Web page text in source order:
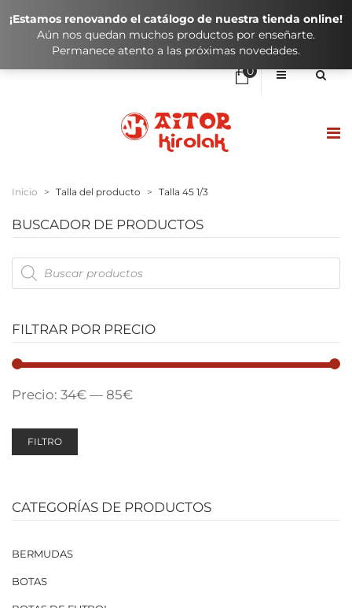
0
No hay elementos en el carrito
SUBTOTAL:
HASIERA / INICIO
DENDA / TIENDA
IKASTOLAK / COLEGIOS
Inicio > Talla del producto > Talla 45 1/3
BUSCADOR DE PRODUCTOS
Products
search
FILTRAR POR PRECIO
Precio: 34€ — 85€
FILTRO
CATEGORÍAS DE PRODUCTOS
BERMUDAS
BOTAS
¡Estamos renovando el catálogo de nuestra tienda online!
Aún nos quedan muchos productos por enseñarte.
Permanece atento a las próximas novedades.